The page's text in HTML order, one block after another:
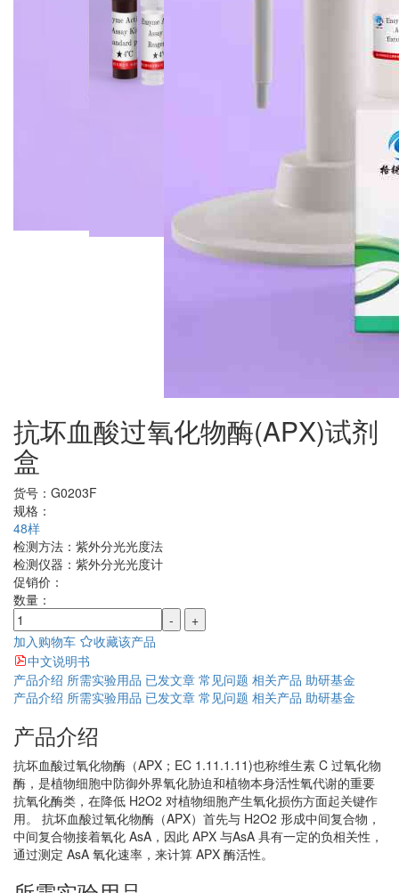
抗坏血酸过氧化物酶(APX)试剂
盒
货号： G0203F
规格：
48样
检测方法： 紫外分光光度法
检测仪器： 紫外分光光度计
促销价：
数量：
-
+
加入购物车
收藏该产品
中文说明书
产品介绍 所需实验用品 已发文章 常见问题 相关产品 助研基金
产品介绍 所需实验用品 已发文章 常见问题 相关产品 助研基金
产品介绍
抗坏血酸过氧化物酶（APX；EC 1.11.1.11)也称维生素 C 过氧化物
酶，是植物细胞中防御外界氧化胁迫和植物本身活性氧代谢的重要
抗氧化酶类，在降低 H2O2 对植物细胞产生氧化损伤方面起关键作
用。 抗坏血酸过氧化物酶（APX）首先与 H2O2 形成中间复合物，
中间复合物接着氧化 AsA，因此 APX 与AsA 具有一定的负相关性，
通过测定 AsA 氧化速率，来计算 APX 酶活性。